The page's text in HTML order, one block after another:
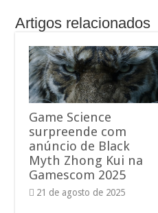
Artigos relacionados
Game Science
surpreende com
anúncio de Black
Myth Zhong Kui na
Gamescom 2025
21 de agosto de 2025